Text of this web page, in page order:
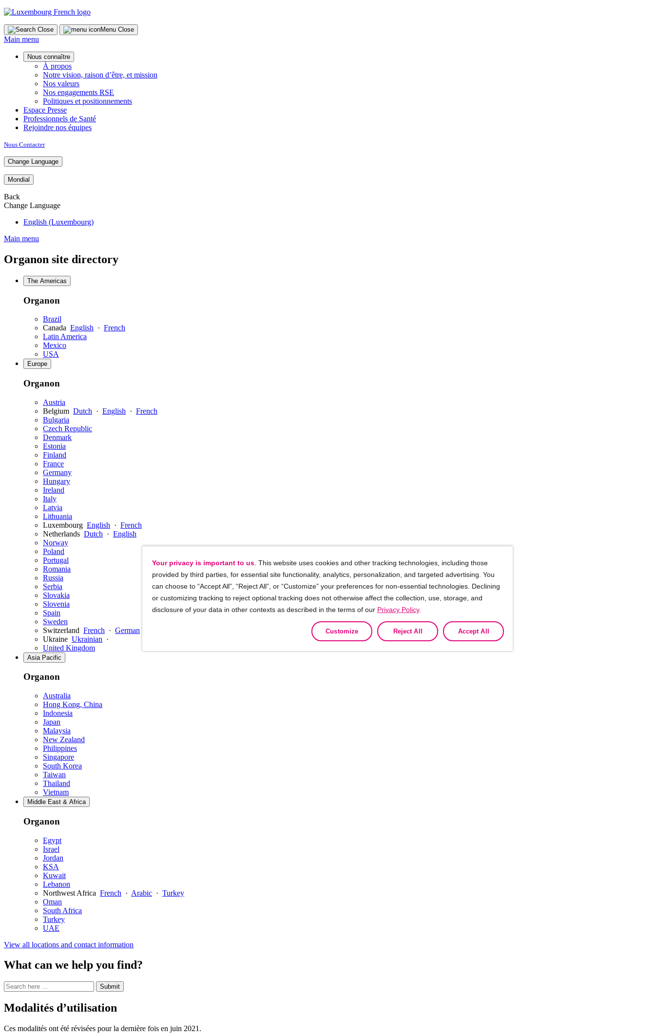
Skip
content
Close Menu Close
Main menu
Nous connaître
À propos
Notre vision, raison d’être, et mission
Nos valeurs
Nos engagements RSE
Politiques et positionnements
Espace Presse
Professionnels de Santé
Rejoindre nos équipes
Nous Contacter
Change Language
Mondial
Back
Change Language
English (Luxembourg)
Main menu
Organon site directory
The Americas
Organon
Brazil
Canada English · French
Latin America
Mexico
USA
Europe
Organon
Austria
Belgium Dutch · English · French
Bulgaria
Czech Republic
Denmark
Estonia
Finland
France
Germany
Hungary
Ireland
Italy
Latvia
Lithuania
Luxembourg English · French
Netherlands Dutch · English
Norway
Poland
Portugal
Romania
Russia
Serbia
Slovakia
Slovenia
Spain
Sweden
Switzerland French · German
Ukraine Ukrainian ·
United Kingdom
Asia Pacific
Organon
Australia
Hong Kong, China
Indonesia
Japan
Malaysia
New Zealand
Philippines
Singapore
South Korea
Taiwan
Thailand
Vietnam
Middle East & Africa
Organon
Egypt
Israel
Jordan
KSA
Kuwait
Lebanon
Northwest Africa French · Arabic · Turkey
Oman
South Africa
Turkey
UAE
View all locations and contact information
What can we help you find?
Search
site
Search
for:
Submit
Modalités d’utilisation
Ces modalités ont été révisées pour la dernière fois en juin 2021.
Your privacy is important to us . This website uses cookies and other tracking technologies, including those
provided by third parties, for essential site functionality, analytics, personalization, and targeted advertising. You
can choose to “Accept All”, “Reject All”, or “Customize” your preferences for non-essential technologies. Declining
or customizing tracking to reject optional tracking does not otherwise affect the collection, use, storage, and
disclosure of your data in other contexts as described in the terms of our Privacy Policy.
Accept All
Reject All
Customize